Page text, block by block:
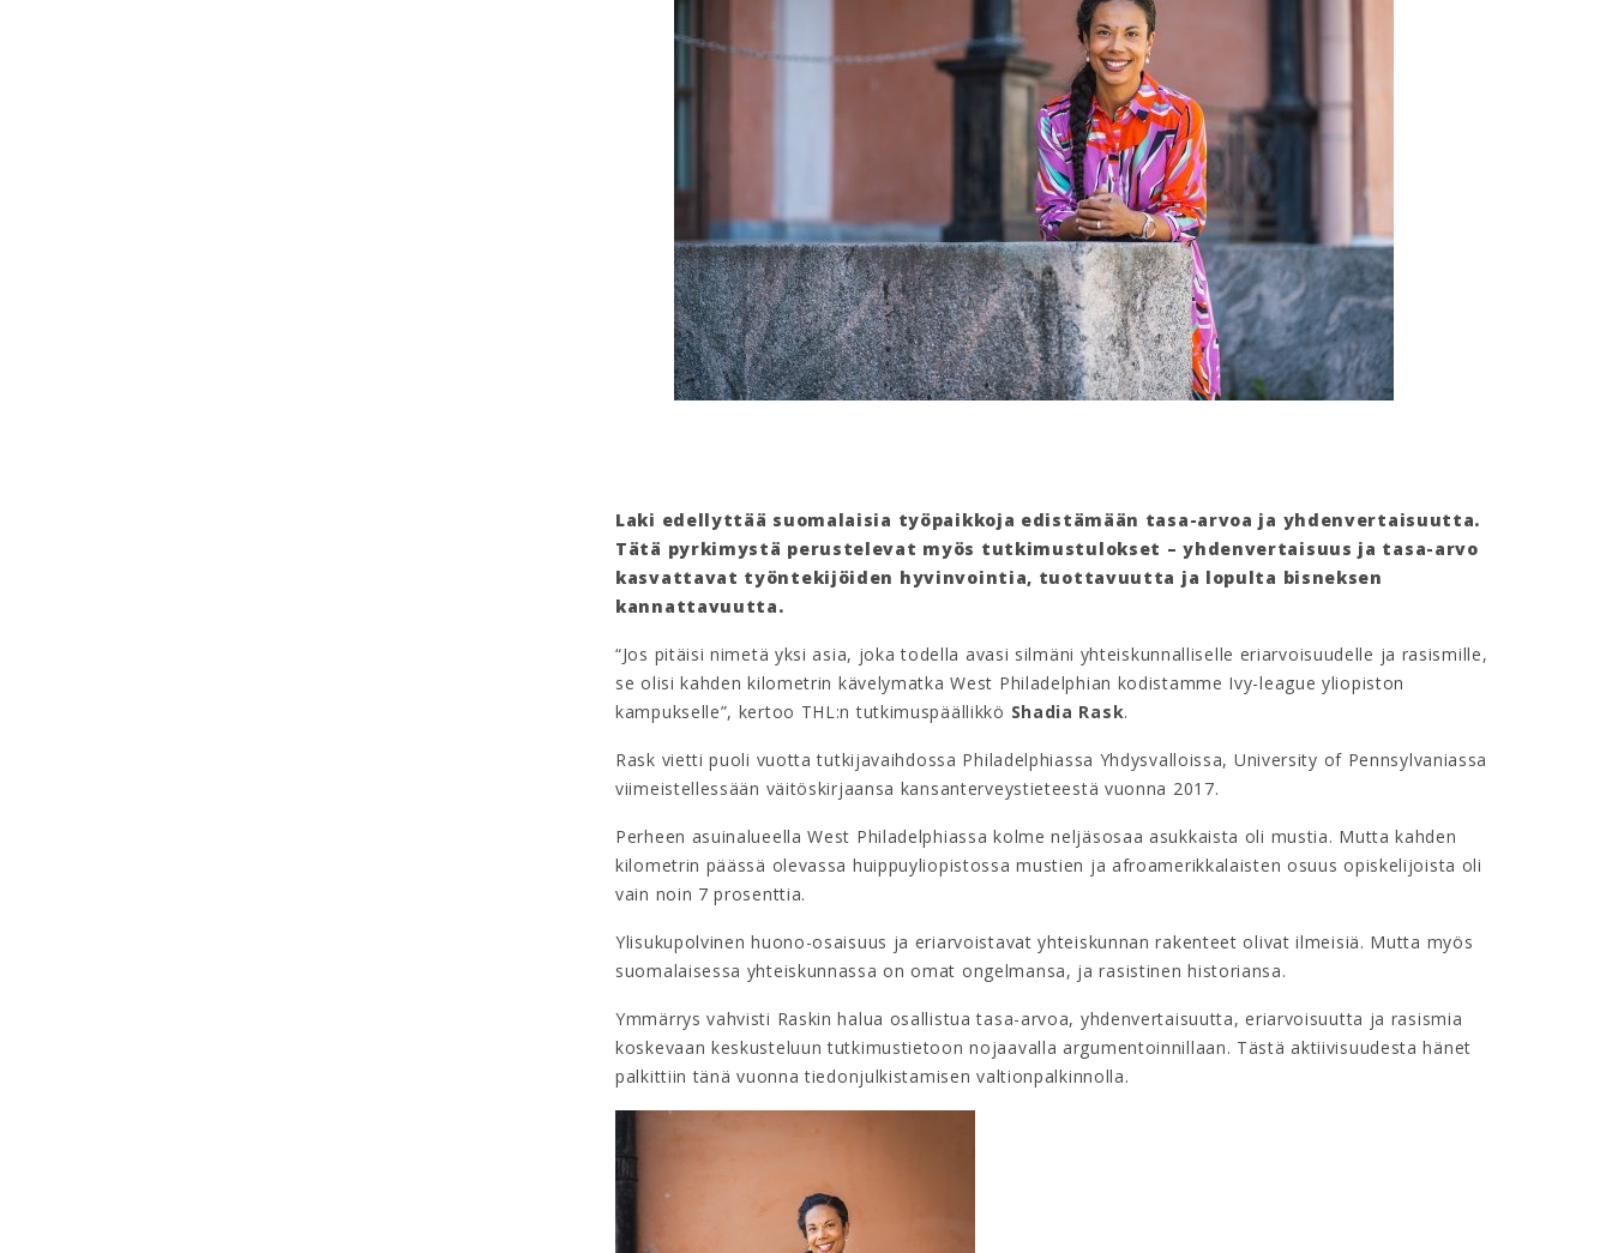
Laki edellyttää suomalaisia työpaikkoja edistämään tasa-arvoa ja yhdenvertaisuutta.
Tätä pyrkimystä perustelevat myös tutkimustulokset – yhdenvertaisuus ja tasa-arvo
kasvattavat työntekijöiden hyvinvointia, tuottavuutta ja lopulta bisneksen
kannattavuutta.
“Jos pitäisi nimetä yksi asia, joka todella avasi silmäni yhteiskunnalliselle eriarvoisuudelle ja rasismille,
se olisi kahden kilometrin kävelymatka West Philadelphian kodistamme Ivy-league yliopiston
kampukselle”, kertoo THL:n tutkimuspäällikkö Shadia Rask.
Rask vietti puoli vuotta tutkijavaihdossa Philadelphiassa Yhdysvalloissa, University of Pennsylvaniassa
viimeistellessään väitöskirjaansa kansanterveystieteestä vuonna 2017.
Perheen asuinalueella West Philadelphiassa kolme neljäsosaa asukkaista oli mustia. Mutta kahden
kilometrin päässä olevassa huippuyliopistossa mustien ja afroamerikkalaisten osuus opiskelijoista oli
vain noin 7 prosenttia.
Ylisukupolvinen huono-osaisuus ja eriarvoistavat yhteiskunnan rakenteet olivat ilmeisiä. Mutta myös
suomalaisessa yhteiskunnassa on omat ongelmansa, ja rasistinen historiansa.
Ymmärrys vahvisti Raskin halua osallistua tasa-arvoa, yhdenvertaisuutta, eriarvoisuutta ja rasismia
koskevaan keskusteluun tutkimustietoon nojaavalla argumentoinnillaan. Tästä aktiivisuudesta hänet
palkittiin tänä vuonna tiedonjulkistamisen valtionpalkinnolla.